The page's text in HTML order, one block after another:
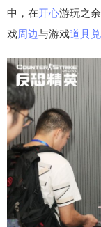
中，在开心游玩之
戏周边与游戏道具